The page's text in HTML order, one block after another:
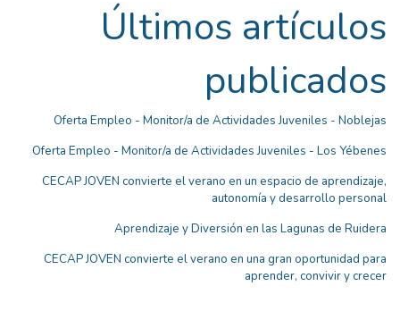
Últimos artículos
publicados
Oferta Empleo - Monitor/a de Actividades Juveniles - Noblejas
Oferta Empleo - Monitor/a de Actividades Juveniles - Los Yébenes
CECAP JOVEN convierte el verano en un espacio de aprendizaje,
autonomía y desarrollo personal
Aprendizaje y Diversión en las Lagunas de Ruidera
CECAP JOVEN convierte el verano en una gran oportunidad para
aprender, convivir y crecer